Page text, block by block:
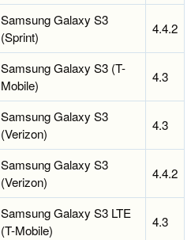
Samsung Galaxy S3
(Sprint)
4.4.2
Samsung Galaxy S3 (T-
Mobile)
4.3
Samsung Galaxy S3
(Verizon)
4.3
Samsung Galaxy S3
(Verizon)
4.4.2
Samsung Galaxy S3 LTE
(T-Mobile)
4.3